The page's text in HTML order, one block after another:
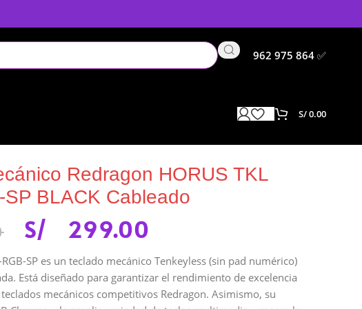
962 975 864 ✅
S/0.00
Redragon HORUS TKL
SP BLACK Cableado
S/ 299.00
RGB-SP es un teclado mecánico Tenkeyless (sin pad numérico)
Está diseñado para garantizar el rendimiento de excelencia
mecánicos competitivos Redragon. Asimismo, su